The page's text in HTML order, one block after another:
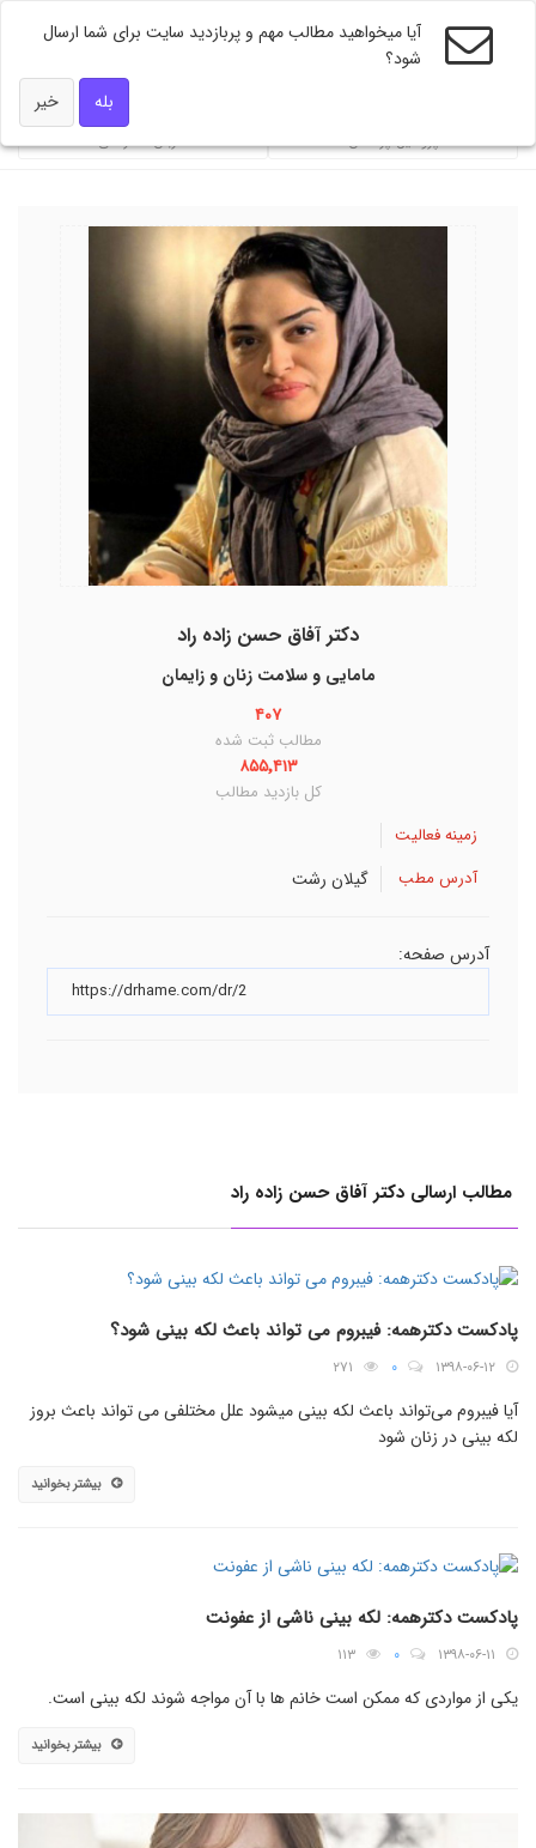
پروفایل پزشکان
ضربان تندرستی
دکتر آفاق حسن زاده راد
مامایی و سلامت زنان و زایمان
۴۰۷
مطالب ثبت شده
۸۵۵٬۴۱۳
کل بازدید مطالب
زمینه فعالیت
آدرس مطب
گیلان رشت
آدرس صفحه:
مطالب ارسالی دکتر آفاق حسن زاده راد
پادکست دکترهمه: فیبروم می تواند باعث لکه بینی شود؟
۱۳۹۸-۰۶-۱۲ ۰ ۲۷۱
آیا فیبروم می‌تواند باعث لکه بینی میشود علل مختلفی می تواند باعث بروز
لکه بینی در زنان شود
بیشتر بخوانید
پادکست دکترهمه: لکه بینی ناشی از عفونت
۱۳۹۸-۰۶-۱۱ ۰ ۱۱۳
یکی از مواردی که ممکن است خانم ها با آن مواجه شوند لکه بینی است.
بیشتر بخوانید
آیا میخواهید مطالب مهم و پربازدید سایت برای شما ارسال
شود؟
بله
خیر